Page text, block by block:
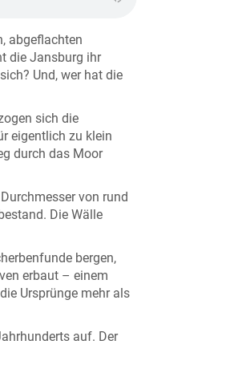
abgeflachten
die Jansburg ihr
Und, wer hat die
sich die
eigentlich zu klein
durch das Moor
von rund
Die Wälle
bergen,
erbaut – einem
Ursprünge mehr als
auf. Der